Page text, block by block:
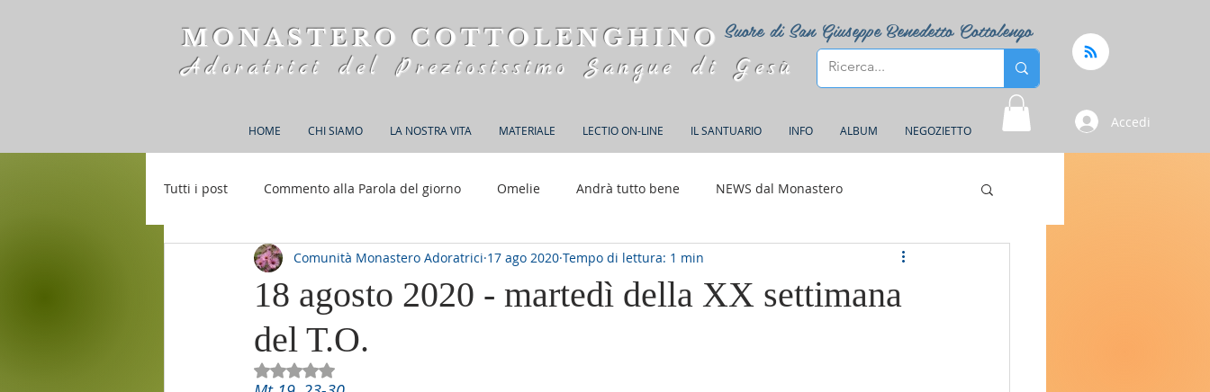
Suore di San Giuseppe Benedetto Cottolengo
MONASTERO COTTOLENGHINO
Adoratrici del Preziosissimo Sangue di Gesù
HOME CHI SIAMO LA NOSTRA VITA MATERIALE LECTIO ON-LINE IL SANTUARIO INFO ALBUM NEGOZIETTO
Accedi
Tutti i post Commento alla Parola del giorno Omelie Andrà tutto bene NEWS dal Monastero
Rifugio S. M. della Bellezza 150 anni di Adorazione
18 agosto 2020 - martedì della XX settimana
del T.O.
Comunità Monastero Adoratrici 17 ago 2020 Tempo di lettura: 1 min
Valutazione NaN stelle su 5.